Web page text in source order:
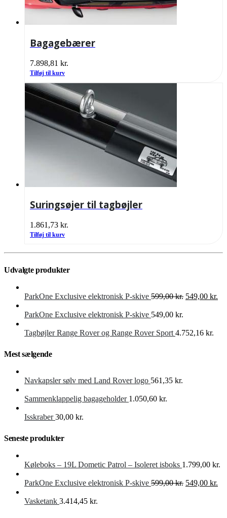
Bagagebærer
7.898,81 kr.
Tilføj til kurv
Suringsøjer til tagbøjler
1.861,73 kr.
Tilføj til kurv
Udvalgte produkter
ParkOne Exclusive elektronisk P-skive 599,00kr. Den
599,00 kr..
549,00 kr.
ParkOne Exclusive elektronisk P-skive 549,00 kr.
Tagbøjler Range Rover og Range Rover Sport 4.752,16 kr.
Mest sælgende
Navkapsler sølv med Land Rover logo 561,35 kr.
Sammenklappelig bagageholder 1.050,60 kr.
Isskraber 30,00 kr.
Seneste produkter
Køleboks – 19L Dometic Patrol – Isoleret isboks 1.799,00 kr.
ParkOne Exclusive elektronisk P-skive 599,00kr. Den
549,00 kr.
Vasketank 3.414,45 kr.